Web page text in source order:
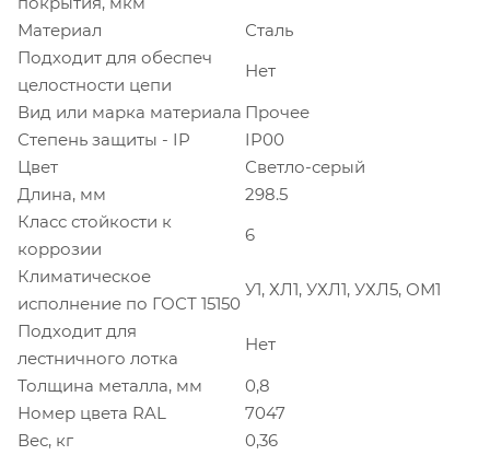
Материал
Сталь
Подходит для обеспеч
целостности цепи
Нет
Вид или марка материала Прочее
Степень защиты - IP
IP00
Цвет
Светло-серый
Длина, мм
298.5
Класс стойкости к
коррозии
6
Климатическое
исполнение по ГОСТ 15150
У1, ХЛ1, УХЛ1, УХЛ5, ОМ1
Подходит для
лестничного лотка
Нет
Толщина металла, мм
0,8
Номер цвета RAL
7047
Вес, кг
0,36